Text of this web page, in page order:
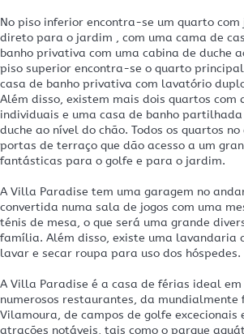
No piso inferior encontra-se um quarto com
direto para o jardim , com uma cama de
banho privativa com uma cabina de duche
piso superior encontra-se o quarto
casa de banho privativa com lavatório
Além disso, existem mais dois quartos com
individuais e uma casa de banho
duche ao nível do chão. Todos os quartos
portas de terraço que dão acesso a um
fantásticas para o golfe e para o jardim.
A Villa Paradise tem uma garagem no
convertida numa sala de jogos com uma
ténis de mesa, o que será uma grande
família. Além disso, existe uma lavandaria
lavar e secar roupa para uso dos hóspedes.
A Villa Paradise é a casa de férias ideal
numerosos restaurantes, da mundialmente
Vilamoura, de campos de golfe excecionais
atrações notáveis, tais como o parque